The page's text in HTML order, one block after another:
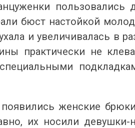
далі →
пользовались
бюст настойкой
и увеличивалась в
практически не
женские
их носили